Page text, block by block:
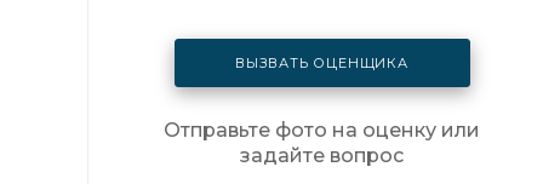
ВЫЗВАТЬ ОЦЕНЩИКА
Отправьте фото на оценку или
задайте вопрос